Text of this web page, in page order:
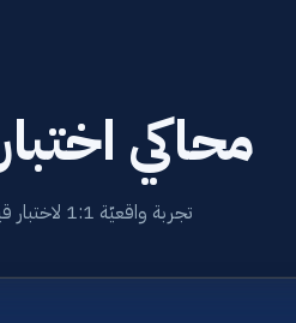
محاكي
تجربة واقعيّة 1:1 لاختبار قياس — اختبر جاهزيّتك قبل اليوم الفعلي.